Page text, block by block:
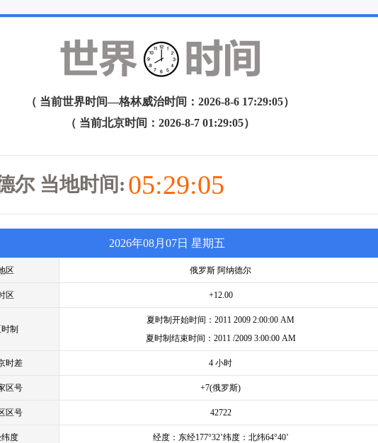
（ 当前世界时间—格林威治时间：2026-8-6 17:29:05）
（ 当前北京时间：2026-8-7 01:29:05）
尔 当地时间: 05:29:05
2026年08月07日 星期五
区 俄罗斯 阿纳德尔
区 +12.00
制
夏时制开始时间：2011 2009 2:00:00 AM
夏时制结束时间：2011 /2009 3:00:00 AM
时差 4 小时
区号 +7(俄罗斯)
区号 42722
度 经度：东经177°32’纬度：北纬64°40’